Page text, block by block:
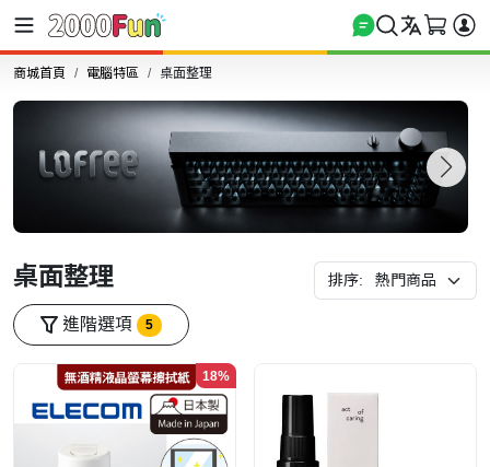
商城首頁 電腦特區 桌面整理
桌面整理 排序:
進階選項 5
18%